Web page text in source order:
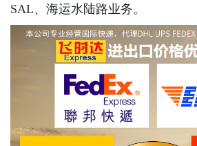
SAL、海运水陆路业务。